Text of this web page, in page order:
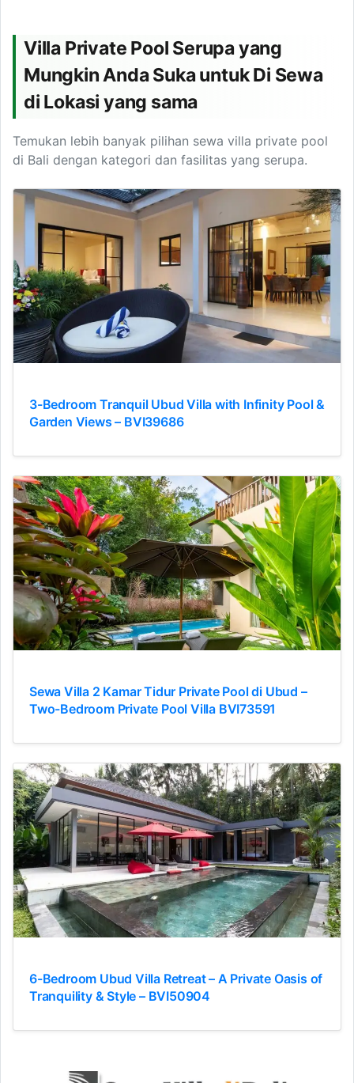
Villa Private Pool Serupa yang
Mungkin Anda Suka untuk Di Sewa
di Lokasi yang sama
Temukan lebih banyak pilihan sewa villa private pool
di Bali dengan kategori dan fasilitas yang serupa.
3-Bedroom Tranquil Ubud Villa with Infinity Pool &
Garden Views – BVI39686
Sewa Villa 2 Kamar Tidur Private Pool di Ubud –
Two-Bedroom Private Pool Villa BVI73591
6-Bedroom Ubud Villa Retreat – A Private Oasis of
Tranquility & Style – BVI50904